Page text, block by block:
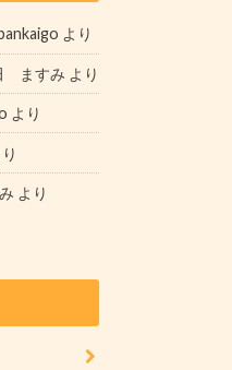
より
ますみ より
より
より